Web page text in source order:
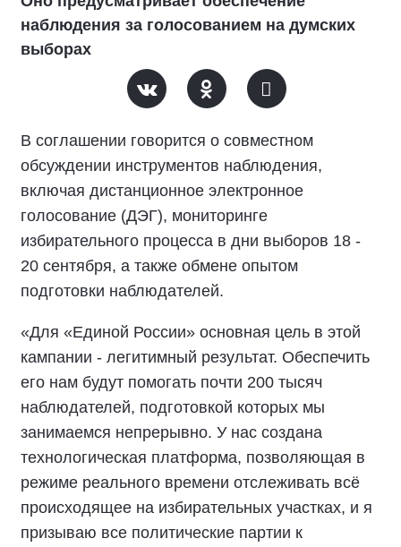
наблюдения за голосованием на думских
выборах
В соглашении говорится о совместном
обсуждении инструментов наблюдения,
включая дистанционное электронное
голосование (ДЭГ), мониторинге
избирательного процесса в дни выборов 18 -
20 сентября, а также обмене опытом
подготовки наблюдателей.
«Для «Единой России» основная цель в этой
кампании - легитимный результат. Обеспечить
его нам будут помогать почти 200 тысяч
наблюдателей, подготовкой которых мы
занимаемся непрерывно. У нас создана
технологическая платформа, позволяющая в
режиме реального времени отслеживать всё
происходящее на избирательных участках, и я
призываю все политические партии к